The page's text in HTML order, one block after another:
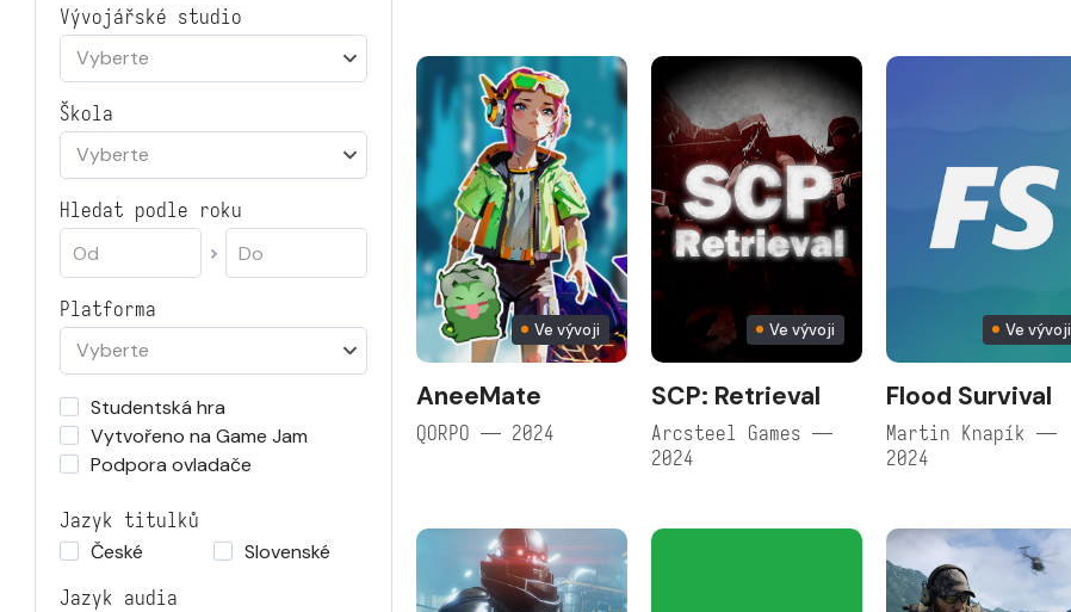
Vývojářské studio
Vyberte
Škola
Vyberte
Hledat podle roku
Platforma
Vyberte
Studentská hra
Vytvořeno na Game Jam
Podpora ovladače
Jazyk titulků
České
Slovenské
Jazyk audia
Ve vývoji
AneeMate
QORPO — 2024
Ve vývoji
SCP: Retrieval
Arcsteel Games —
2024
Ve vývoji
Flood Survival
Martin Knapík —
2024